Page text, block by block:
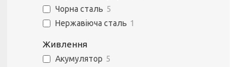
Чорна сталь 5
Нержавіюча сталь 1
Живлення
Акумулятор 5